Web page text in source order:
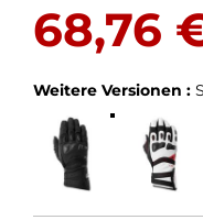
68,76
Weitere Versionen :